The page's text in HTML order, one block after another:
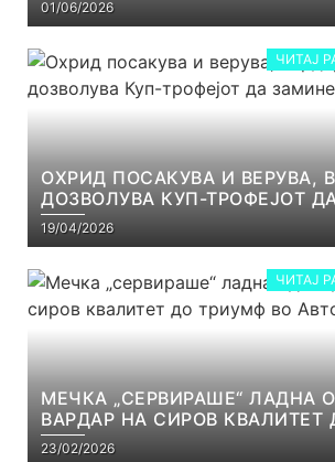
01/06/2026
ЧИТАЈ
ОХРИД ПОСАКУВА И ВЕРУВА,
ДОЗВОЛУВА КУП-ТРОФЕЈОТ
ОД СКОПЈЕ
19/04/2026
ЧИТАЈ
МЕЧКА „СЕРВИРАШЕ“ ЛАДНА
ВАРДАР НА СИРОВ КВАЛИТЕТ
ВО АВТОКОМАНДА
23/02/2026